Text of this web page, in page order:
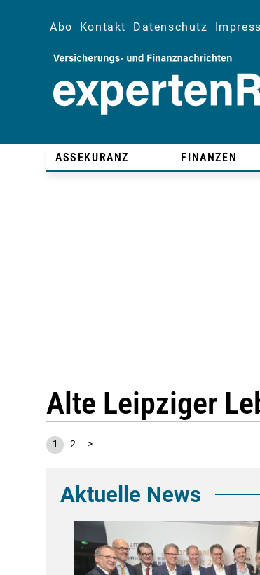
Abo Kontakt Datenschutz
ASSEKURANZ FINANZEN
Alte Leipziger
1 2 >
Aktuelle News